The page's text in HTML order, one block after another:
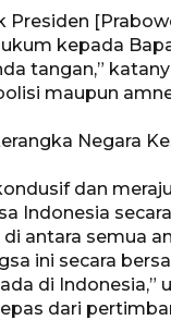
Presiden
kepada
tangan,”
maupun
Negara
dan
Indonesia
antara semua
ini secara
di Indonesia,”
dari